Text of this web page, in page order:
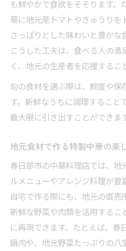
も鮮やかで食欲をそそります。
華に地元産トマトやきゅうりを
さっぱりとした味わいと豊かな
こうした工夫は、食べる人の
く、地元の生産者を応援するこ
旬の食材を選ぶ際は、鮮度や保
す。新鮮なうちに調理すること
最大限に引き出すことができます
地元食材で作る特製中華の楽
春日部市の中華料理店では、地
ルメニューやアレンジ料理が豊
自宅で作る際にも、地元の直売
新鮮な野菜や肉類を活用するこ
に再現できます。たとえば、春
鍋肉や、地元野菜たっぷりの八